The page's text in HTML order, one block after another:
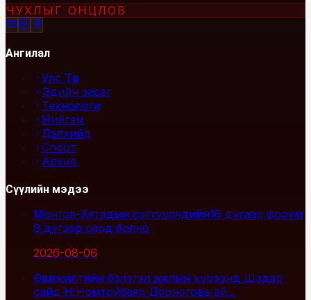
ЧУХЛЫГ ОНЦЛОВ
Ангилал
Улс Төр
Эдийн засаг
Технологи
Нийгэм
Дэлхийд
Спорт
Архив
Сүүлийн мэдээ
Монгол-Хятадын сэтгүүлчдийн16 дугаар форум
9 дүгээр сард болно
2026-08-06
Өвөлжилтийн бэлтгэл ажлын хүрээнд Шадар
сайд Н.Номтойбаяр Дорноговь ай...